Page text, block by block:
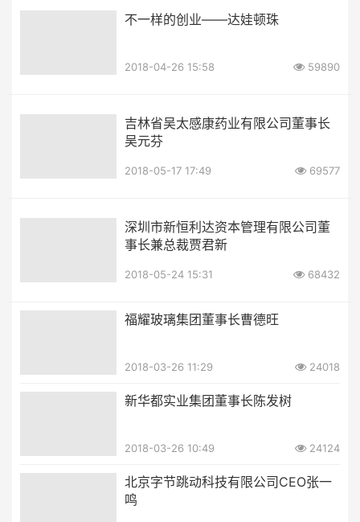
不一样的创业——达娃顿珠
2018-04-26 15:58 59890
吉林省吴太感康药业有限公司董事长
吴元芬
2018-05-17 17:49 69577
深圳市新恒利达资本管理有限公司董
事长兼总裁贾君新
2018-05-24 15:31 68432
福耀玻璃集团董事长曹德旺
2018-03-26 11:29 24018
新华都实业集团董事长陈发树
2018-03-26 10:49 24124
北京字节跳动科技有限公司CEO张一
鸣